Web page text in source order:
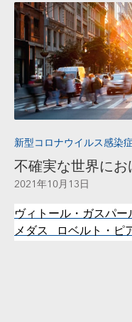
新型コロナウイルス感染
不確実な世界に
2021年10月13日
ヴィトール・ガスパ
メダス ロベルト・ピ